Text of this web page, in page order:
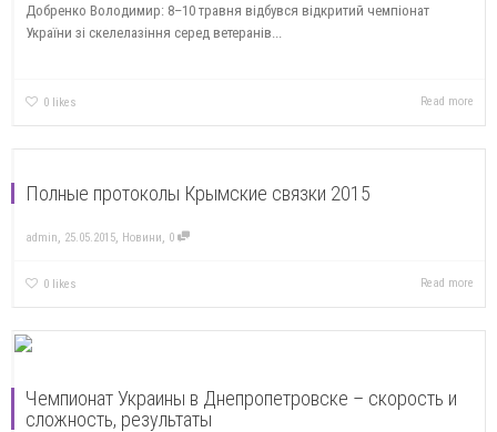
Добренко Володимир: 8–10 травня відбувся відкритий чемпіонат
України зі скелелазіння серед ветеранів...
0 likes Read more
Полные протоколы Крымские связки 2015
admin, 25.05.2015, Новини, 0
0 likes Read more
Чемпионат Украины в Днепропетровске – скорость и
сложность, результаты